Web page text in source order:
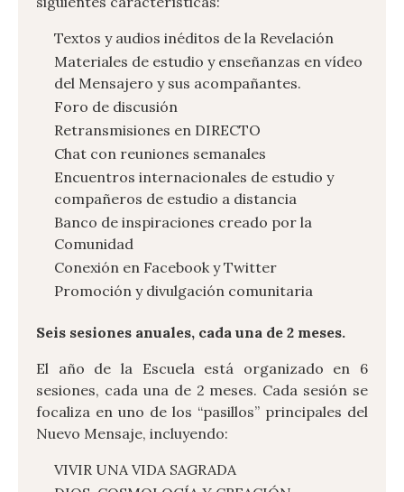
Textos y audios inéditos de la Revelación
Materiales de estudio y enseñanzas en vídeo
del Mensajero y sus acompañantes.
Foro de discusión
Retransmisiones en DIRECTO
Chat con reuniones semanales
Encuentros internacionales de estudio y
compañeros de estudio a distancia
Banco de inspiraciones creado por la
Comunidad
Conexión en Facebook y Twitter
Promoción y divulgación comunitaria
Seis sesiones anuales, cada una de 2 meses.
El año de la Escuela está organizado en 6
sesiones, cada una de 2 meses. Cada sesión se
focaliza en uno de los “pasillos” principales del
Nuevo Mensaje, incluyendo:
VIVIR UNA VIDA SAGRADA